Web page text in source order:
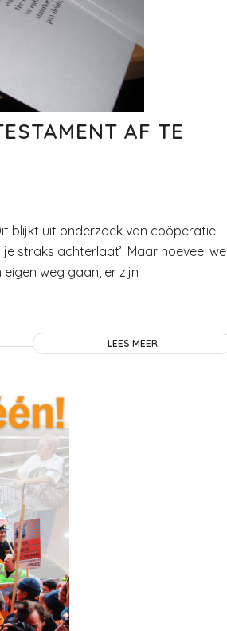
AF TE
blijkt uit onderzoek van coöperatie
straks achterlaat’. Maar hoeveel we
weg gaan, er zijn
LEES MEER